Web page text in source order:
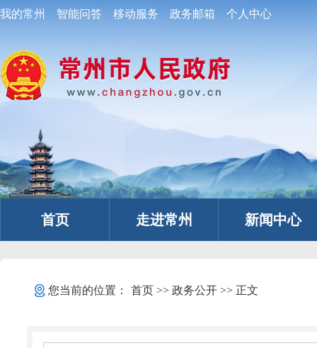
我的常州 智能问答 移动服务 政务邮箱 个人中心
首页 走进常州 新闻中心
您当前的位置： 首页>> 政务公开>> 正文